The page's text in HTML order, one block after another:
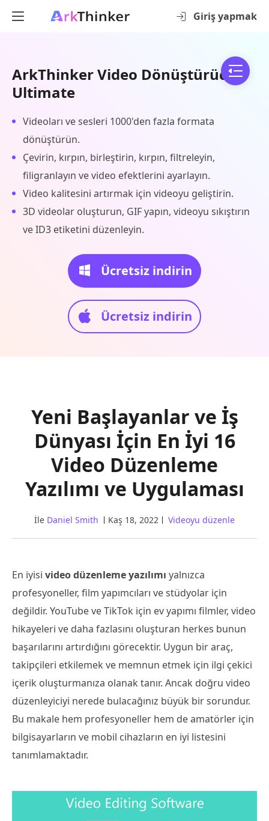
Giriş yapmak
ArkThinker Video Dönüştürücü
Ultimate
Videoları ve sesleri 1000'den fazla formata
dönüştürün.
Çevirin, kırpın, birleştirin, kırpın, filtreleyin,
filigranlayın ve video efektlerini ayarlayın.
Video kalitesini artırmak için videoyu geliştirin.
3D videolar oluşturun, GIF yapın, videoyu sıkıştırın
ve ID3 etiketini düzenleyin.
Ücretsiz indirin
Ücretsiz indirin
Yeni Başlayanlar ve İş
Dünyası İçin En İyi 16
Video Düzenleme
Yazılımı ve Uygulaması
İle Daniel Smith Kaş 18, 2022 Videoyu düzenle
En iyisi video düzenleme yazılımı yalnızca
profesyoneller, film yapımcıları ve stüdyolar için
değildir. YouTube ve TikTok için ev yapımı filmler, video
hikayeleri ve daha fazlasını oluşturan herkes bunun
başarılarını artırdığını görecektir. Uygun bir araç,
takipçileri etkilemek ve memnun etmek için ilgi çekici
içerik oluşturmanıza olanak tanır. Ancak doğru video
düzenleyiciyi nerede bulacağınız büyük bir sorundur.
Bu makale hem profesyoneller hem de amatörler için
bilgisayarların ve mobil cihazların en iyi listesini
tanımlamaktadır.